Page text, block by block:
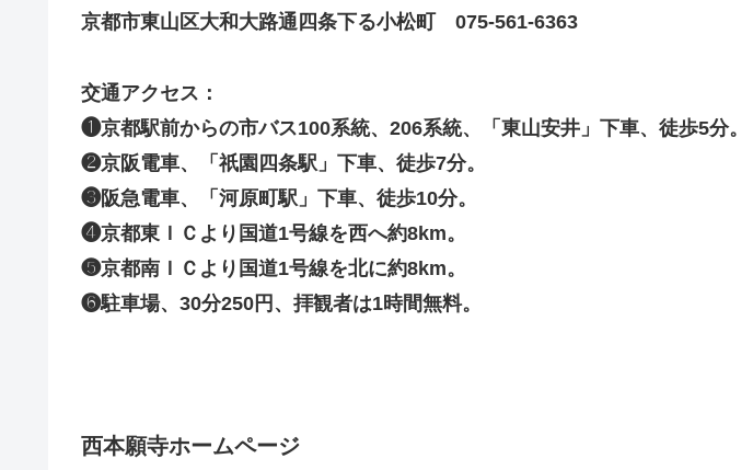
京都市東山区大和大路通四条下る小松町 075-561-6363
交通アクセス：
❶京都駅前からの市バス100系統、206系統、「東山安井」下車、徒歩5分。
❷京阪電車、「祇園四条駅」下車、徒歩7分。
❸阪急電車、「河原町駅」下車、徒歩10分。
❹京都東ＩＣより国道1号線を西へ約8km。
❺京都南ＩＣより国道1号線を北に約8km。
❻駐車場、30分250円、拝観者は1時間無料。
西本願寺ホームページ